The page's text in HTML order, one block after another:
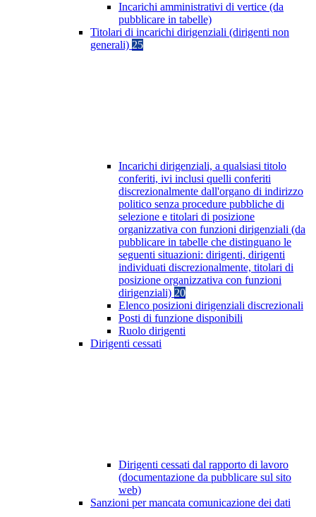
Incarichi amministrativi di vertice (da
pubblicare in tabelle)
Titolari di incarichi dirigenziali (dirigenti non
generali) 25
Incarichi dirigenziali, a qualsiasi titolo
conferiti, ivi inclusi quelli conferiti
discrezionalmente dall'organo di indirizzo
politico senza procedure pubbliche di
selezione e titolari di posizione
organizzativa con funzioni dirigenziali (da
pubblicare in tabelle che distinguano le
seguenti situazioni: dirigenti, dirigenti
individuati discrezionalmente, titolari di
posizione organizzativa con funzioni
dirigenziali) 20
Elenco posizioni dirigenziali discrezionali
Posti di funzione disponibili
Ruolo dirigenti
Dirigenti cessati
Dirigenti cessati dal rapporto di lavoro
(documentazione da pubblicare sul sito
web)
Sanzioni per mancata comunicazione dei dati